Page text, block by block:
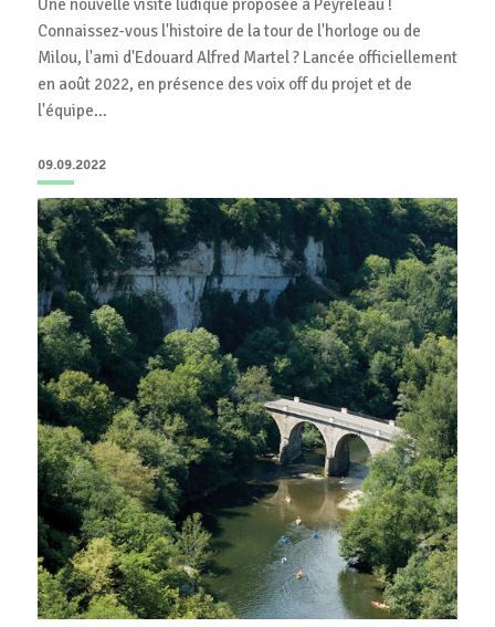
Connaissez-vous l'histoire de la tour de l'horloge ou de
Milou, l'ami d'Edouard Alfred Martel ? Lancée officiellement
en août 2022, en présence des voix off du projet et de
l'équipe…
09.09.2022